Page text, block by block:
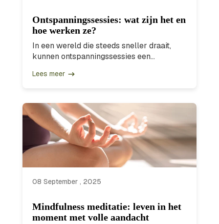
Ontspanningssessies: wat zijn het en
hoe werken ze?
In een wereld die steeds sneller draait,
kunnen ontspanningssessies een...
Lees meer
08 September , 2025
Mindfulness meditatie: leven in het
moment met volle aandacht